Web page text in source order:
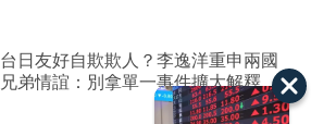
台日友好自欺欺人？李逸洋重申兩國
兄弟情誼：別拿單一事件擴大解釋